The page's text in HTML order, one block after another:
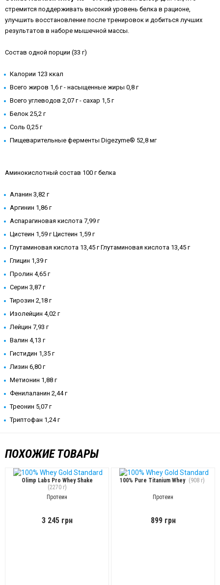
стремится поддерживать высокий уровень белка в рационе,
улучшить восстановление после тренировок и добиться лучших
результатов в наборе мышечной массы.
Состав одной порции (33 г)
Калории 123 ккал
Всего жиров 1,6 г - насыщенные жиры 0,8 г
Всего углеводов 2,07 г - сахар 1,5 г
Белок 25,2 г
Соль 0,25 г
Пищеварительные ферменты Digezyme® 52,8 мг
Аминокислотный состав 100 г белка
Аланин 3,82 г
Аргинин 1,86 г
Аспарагиновая кислота 7,99 г
Цистеин 1,59 г Цистеин 1,59 г
Глутаминовая кислота 13,45 г Глутаминовая кислота 13,45 г
Глицин 1,39 г
Пролин 4,65 г
Серин 3,87 г
Тирозин 2,18 г
Изолейцин 4,02 г
Лейцин 7,93 г
Валин 4,13 г
Гистидин 1,35 г
Лизин 6,80 г
Метионин 1,88 г
Фенилаланин 2,44 г
Треонин 5,07 г
Триптофан 1,24 г
ПОХОЖИЕ ТОВАРЫ
Olimp Labs Pro Whey Shake
(2270 г)
Протеин
3 245 грн
100% Pure Titanium Whey (908 г)
Протеин
899 грн